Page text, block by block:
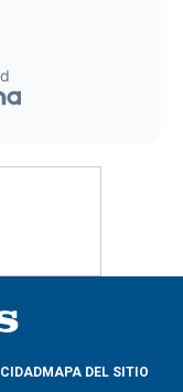
MAPA DEL SITIO